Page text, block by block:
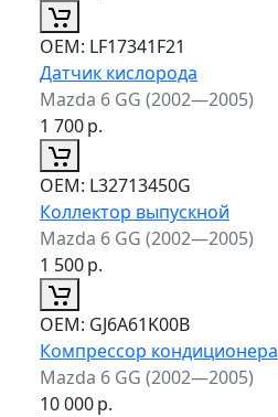
ОЕМ: LF17341F21
Датчик кислорода
Mazda 6 GG (2002—2005)
1 700р.
ОЕМ: L32713450G
Коллектор выпускной
Mazda 6 GG (2002—2005)
1 500р.
ОЕМ: GJ6A61K00B
Компрессор кондиционера
Mazda 6 GG (2002—2005)
10 000р.